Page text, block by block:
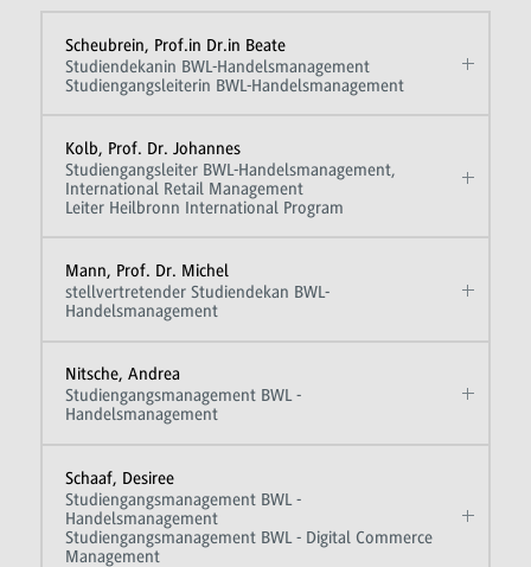
Scheubrein, Prof.in Dr.in Beate
Studiendekanin BWL-Handelsmanagement
Studiengangsleiterin BWL-Handelsmanagement
Kolb, Prof. Dr. Johannes
Studiengangsleiter BWL-Handelsmanagement,
International Retail Management
Leiter Heilbronn International Program
Mann, Prof. Dr. Michel
stellvertretender Studiendekan BWL-
Handelsmanagement
Nitsche, Andrea
Studiengangsmanagement BWL -
Handelsmanagement
Schaaf, Desiree
Studiengangsmanagement BWL -
Handelsmanagement
Studiengangsmanagement BWL - Digital Commerce
Management